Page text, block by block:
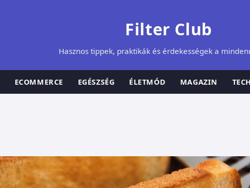
Filter Club
Hasznos tippek, praktikák és érdekességek a
ECOMMERCE EGÉSZSÉG ÉLETMÓD MAGAZIN TECH